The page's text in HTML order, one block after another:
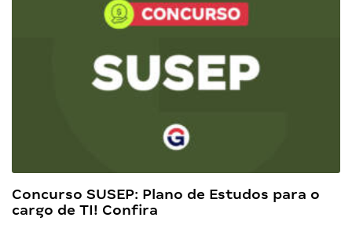
Concurso SUSEP: Plano de Estudos para o
cargo de TI! Confira